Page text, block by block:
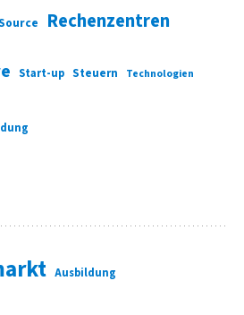
Rechenzentren
Start-up Steuern Technologien
Ausbildung